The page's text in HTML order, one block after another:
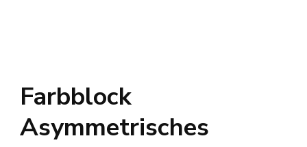
Farbblock
Asymmetrisches